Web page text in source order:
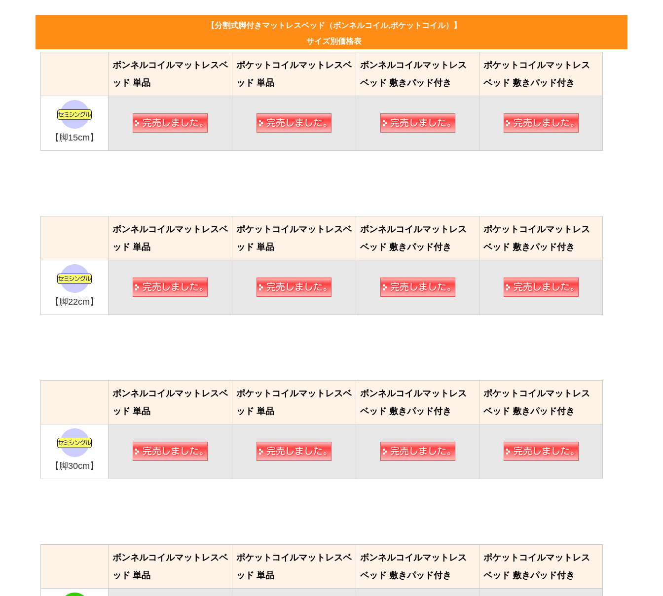
【分割式脚付きマットレスベッド（ボンネルコイル,ポケットコイル）】
サイズ別価格表
ボンネルコイルマットレスベ
ッド 単品
ポケットコイルマットレスベ
ッド 単品
ボンネルコイルマットレス
ベッド 敷きパッド付き
ポケットコイルマットレス
ベッド 敷きパッド付き
【脚15cm】
ボンネルコイルマットレスベ
ッド 単品
ポケットコイルマットレスベ
ッド 単品
ボンネルコイルマットレス
ベッド 敷きパッド付き
ポケットコイルマットレス
ベッド 敷きパッド付き
【脚22cm】
ボンネルコイルマットレスベ
ッド 単品
ポケットコイルマットレスベ
ッド 単品
ボンネルコイルマットレス
ベッド 敷きパッド付き
ポケットコイルマットレス
ベッド 敷きパッド付き
【脚30cm】
ボンネルコイルマットレスベ
ッド 単品
ポケットコイルマットレスベ
ッド 単品
ボンネルコイルマットレス
ベッド 敷きパッド付き
ポケットコイルマットレス
ベッド 敷きパッド付き